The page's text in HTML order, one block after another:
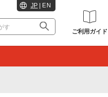
JP EN
ご利用ガイド